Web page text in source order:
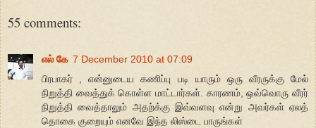
55 comments:
எல் கே 7 December 2010 at 07:09
பிரபாகர் , என்னுடைய கணிப்பு படி யாரும் ஒரு வீரருக்கு மேல்
நிறுத்தி வைத்துக் கொள்ள மாட்டார்கள். காரணம், ஒவ்வொரு வீரர்
நிறுத்தி வைத்தாலும் அதற்க்கு இவ்வளவு என்று அவர்கள் ஏலத்
தொகை குறையும் எனவே இந்த லிஸ்டை பாருங்கள்